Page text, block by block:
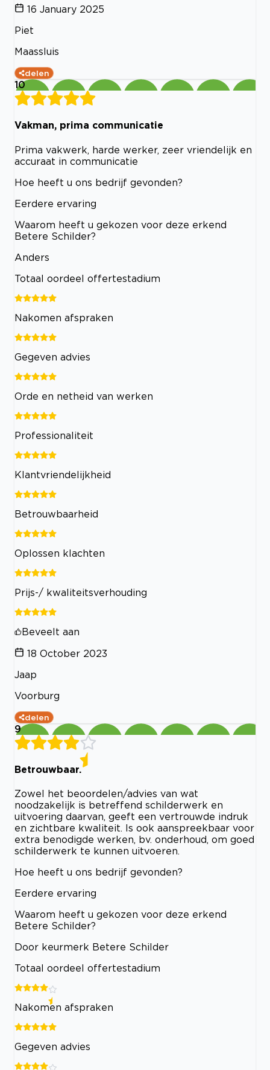
16 January 2025
Piet
Maassluis
delen
10
Vakman, prima communicatie
Prima vakwerk, harde werker, zeer vriendelijk en
accuraat in communicatie
Hoe heeft u ons bedrijf gevonden?
Eerdere ervaring
Waarom heeft u gekozen voor deze erkend
Betere Schilder?
Anders
Totaal oordeel offertestadium
Nakomen afspraken
Gegeven advies
Orde en netheid van werken
Professionaliteit
Klantvriendelijkheid
Betrouwbaarheid
Oplossen klachten
Prijs-/ kwaliteitsverhouding
Beveelt aan
18 October 2023
Jaap
Voorburg
delen
9
Betrouwbaar.
Zowel het beoordelen/advies van wat
noodzakelijk is betreffend schilderwerk en
uitvoering daarvan, geeft een vertrouwde indruk
en zichtbare kwaliteit. Is ook aanspreekbaar voor
extra benodigde werken, bv. onderhoud, om goed
schilderwerk te kunnen uitvoeren.
Hoe heeft u ons bedrijf gevonden?
Eerdere ervaring
Waarom heeft u gekozen voor deze erkend
Betere Schilder?
Door keurmerk Betere Schilder
Totaal oordeel offertestadium
Nakomen afspraken
Gegeven advies